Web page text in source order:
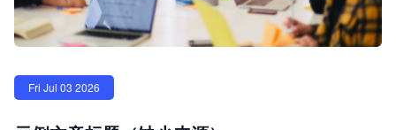
Fri Jul 03 2026